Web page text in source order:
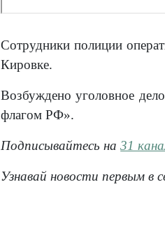
Сотрудники полиции
Кировке.
Возбуждено уголовное
флагом РФ».
Подписывайтесь на31
Узнавай новости первым в